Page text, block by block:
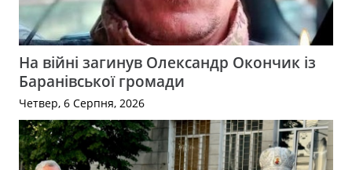
На війні загинув Олександр Окончик із
Баранівської громади
Четвер, 6 Серпня, 2026